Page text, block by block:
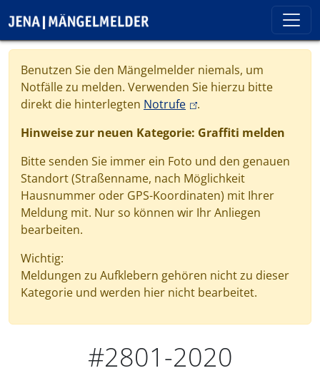
Benutzen Sie den Mängelmelder niemals, um
Notfälle zu melden. Verwenden Sie hierzu bitte
direkt die hinterlegten Notrufe(link is external)
.
Hinweise zur neuen Kategorie: Graffiti melden
Bitte senden Sie immer ein Foto und den genauen
Standort (Straßenname, nach Möglichkeit
Hausnummer oder GPS-Koordinaten) mit Ihrer
Meldung mit. Nur so können wir Ihr Anliegen
bearbeiten.
Wichtig:
Meldungen zu Aufklebern gehören nicht zu dieser
Kategorie und werden hier nicht bearbeitet.
#2801-2020